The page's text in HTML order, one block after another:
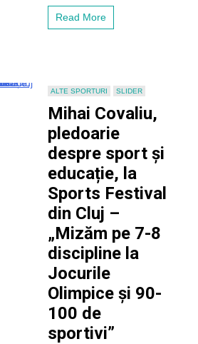
poți
un
fără
avea
un
iar
Simona
a
jucătoare
Read More
ALTE SPORTURI SLIDER
Mihai Covaliu,
pledoarie
despre sport și
educație, la
Sports Festival
din Cluj –
„Mizăm pe 7-8
discipline la
Jocurile
Olimpice și 90-
100 de
sportivi”